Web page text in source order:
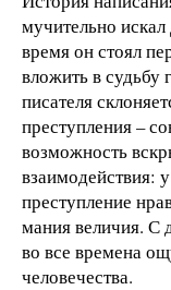
мучительно
время он стоял
вложить в судьбу
писателя
преступления –
возможность
взаимодействия:
преступление
мания величия. С
во все времена
человечества.